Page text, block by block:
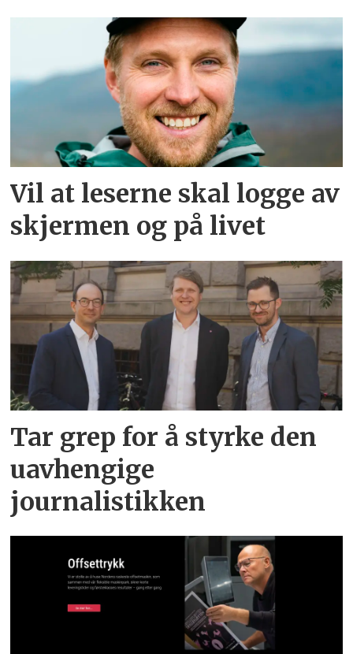
Vil at leserne skal logge av
skjermen og på livet
Tar grep for å styrke den
uavhengige
journalistikken